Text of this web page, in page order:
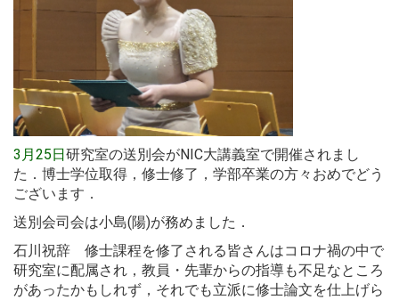
3月25日研究室の送別会がNIC大講義室で開催されまし
た．博士学位取得，修士修了，学部卒業の方々おめでどう
ございます．
送別会司会は小島(陽)が務めました．
石川祝辞 修士課程を修了される皆さんはコロナ禍の中で
研究室に配属され，教員・先輩からの指導も不足なところ
があったかもしれず，それでも立派に修士論文を仕上げら